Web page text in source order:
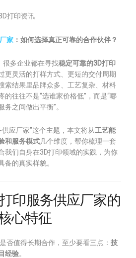
打印资讯
家 ：如何选择真正可靠的合作伙伴？
很多企业都在寻找稳定可靠的3D打印
更灵活的打样方式、更短的交付周期
索结果里品牌众多、工艺复杂、材料
的往往不是“选谁家价格低”，而是“哪
之间做出平衡”。
应厂家”这个主题，本文将从工艺能
和服务模式几个维度，帮你梳理一套
我们自身在3D打印领域的实践，为你
备的真实样貌。
印服务供应厂家的
心特征
否值得长期合作，至少要看三点： 技
经验。